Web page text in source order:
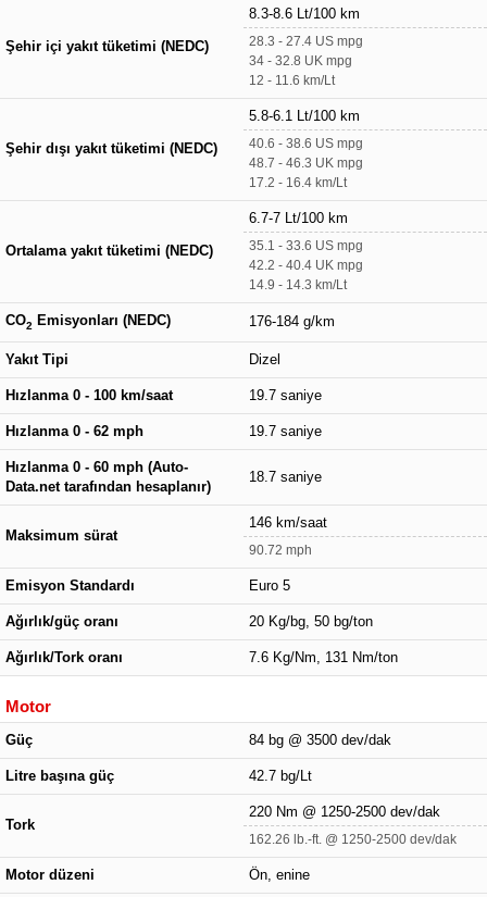
Şehir içi yakıt tüketimi (NEDC)
8.3-8.6 Lt/100 km
28.3 - 27.4 US mpg
34 - 32.8 UK mpg
12 - 11.6 km/Lt
Şehir dışı yakıt tüketimi (NEDC)
5.8-6.1 Lt/100 km
40.6 - 38.6 US mpg
48.7 - 46.3 UK mpg
17.2 - 16.4 km/Lt
Ortalama yakıt tüketimi (NEDC)
6.7-7 Lt/100 km
35.1 - 33.6 US mpg
42.2 - 40.4 UK mpg
14.9 - 14.3 km/Lt
CO2 Emisyonları (NEDC) 176-184 g/km
Yakıt Tipi Dizel
Hızlanma 0 - 100 km/saat 19.7 saniye
Hızlanma 0 - 62 mph 19.7 saniye
Hızlanma 0 - 60 mph (Auto-
Data.net tarafından hesaplanır)
18.7 saniye
Maksimum sürat
146 km/saat
90.72 mph
Emisyon Standardı Euro 5
Ağırlık/güç oranı 20 Kg/bg, 50 bg/ton
Ağırlık/Tork oranı 7.6 Kg/Nm, 131 Nm/ton
Motor
Güç 84 bg @ 3500 dev/dak
Litre başına güç 42.7 bg/Lt
Tork
220 Nm @ 1250-2500 dev/dak
162.26 lb.-ft. @ 1250-2500 dev/dak
Motor düzeni Ön, enine